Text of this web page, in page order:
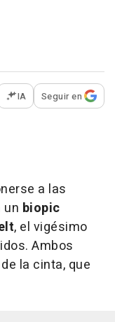
opciones para
IA Seguir en
a las
un biopic
, el vigésimo
Ambos
de la cinta, que